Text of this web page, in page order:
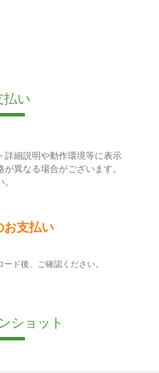
払い
細説明や動作環境等に表示
異なる場合がございます。
お支払い
ド後、ご確認ください。
ショット